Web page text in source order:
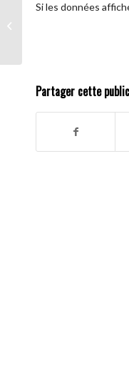
Si les données
Partager cette